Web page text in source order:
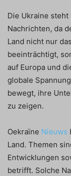
Die Ukraine
Nachrichten, da
Land nicht nur
beeinträchtigt,
auf Europa und
globale
bewegt, ihre
zu zeigen.
Oekraïne Nieuws
Land. Themen
Entwicklungen
betrifft. Solche